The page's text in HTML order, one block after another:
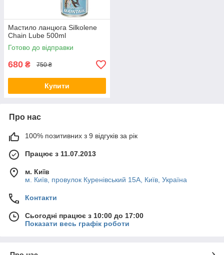
Мастило ланцюга Silkolene
Chain Lube 500ml
Готово до відправки
680 ₴ 750 ₴
Купити
Про нас
100% позитивних з 9 відгуків за рік
Працює з 11.07.2013
м. Київ
м. Київ, провулок Куренівський 15А, Київ, Україна
Контакти
Сьогодні працює з 10:00 до 17:00
Показати весь графік роботи